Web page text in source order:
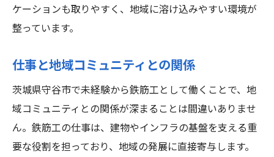
ケーションも取りやすく、地域に溶け込みやすい環境が
整っています。
仕事と地域コミュニティとの関係
茨城県守谷市で未経験から鉄筋工として働くことで、地
域コミュニティとの関係が深まることは間違いありませ
ん。鉄筋工の仕事は、建物やインフラの基盤を支える重
要な役割を担っており、地域の発展に直接寄与します。